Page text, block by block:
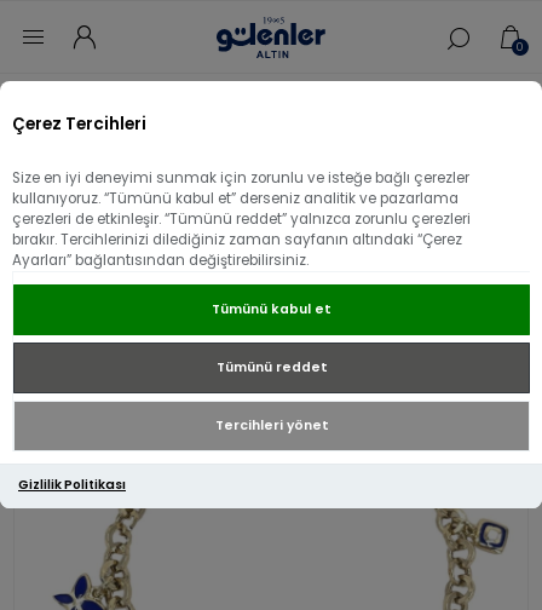
Çerez Tercihleri
Size en iyi deneyimi sunmak için zorunlu ve isteğe bağlı çerezler
kullanıyoruz. “Tümünü kabul et” derseniz analitik ve pazarlama
çerezleri de etkinleşir. “Tümünü reddet” yalnızca zorunlu çerezleri
bırakır. Tercihlerinizi dilediğiniz zaman sayfanın altındaki “Çerez
Ayarları” bağlantısından değiştirebilirsiniz.
Tümünü kabul et
Tümünü reddet
Tercihleri yönet
Gizlilik Politikası
0
14 Ayar Altıın Mini Sallantılı Bileklik